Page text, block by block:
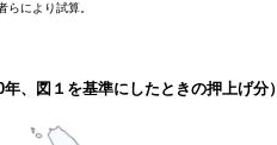
らにより試算。
、図１を基準にしたときの押上げ分）